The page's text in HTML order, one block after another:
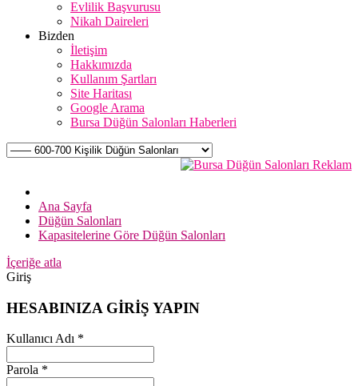
Evlilik Başvurusu
Nikah Daireleri
Bizden
İletişim
Hakkımızda
Kullanım Şartları
Site Haritası
Google Arama
Bursa Düğün Salonları Haberleri
Ana Sayfa
Düğün Salonları
Kapasitelerine Göre Düğün Salonları
İçeriğe atla
Giriş
HESABINIZA GİRİŞ YAPIN
Kullanıcı Adı *
Parola *